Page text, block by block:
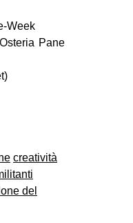
Week
Pane
creatività
del